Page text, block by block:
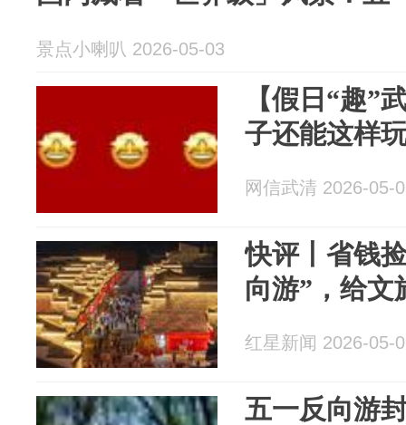
景点小喇叭 2026-05-03
【假日“趣
子还能这样
网信武清 2026-05-
快评丨省钱
向游”，给文
红星新闻 2026-05-
五一反向游